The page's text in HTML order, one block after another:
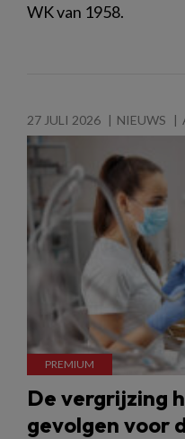
WK van 1958.
27 JULI 2026 NIEUWS
De vergrijzing
gevolgen voor